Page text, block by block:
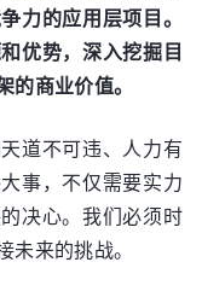
力的应用层项目。
优势，深入挖掘目
商业价值。
道不可违、人力有
事，不仅需要实力
决心。我们必须时
来的挑战。